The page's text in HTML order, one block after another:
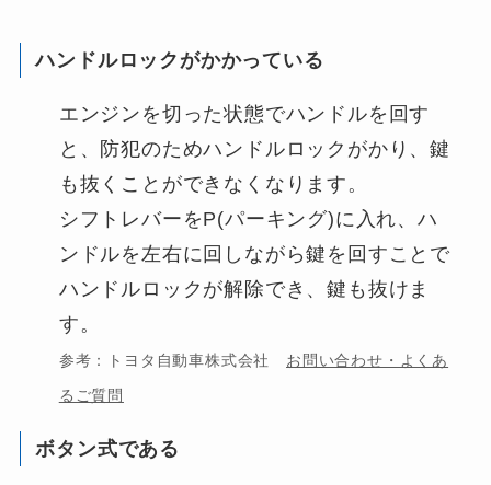
ハンドルロックがかかっている
エンジンを切った状態でハンドルを回す
と、防犯のためハンドルロックがかり、鍵
も抜くことができなくなります。
シフトレバーをP(パーキング)に入れ、ハ
ンドルを左右に回しながら鍵を回すことで
ハンドルロックが解除でき、鍵も抜けま
す。
参考：トヨタ自動車株式会社 お問い合わせ・よくあ
るご質問
ボタン式である